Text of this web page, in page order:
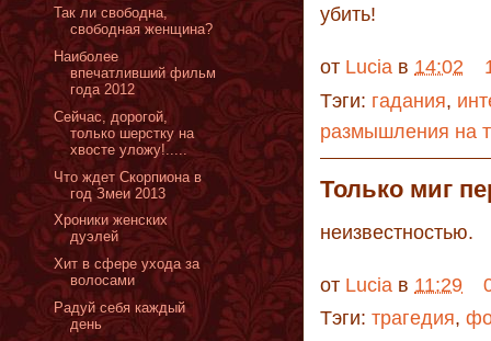
убить!
от Lucia в 14:02
Тэги: гадания,
размышления на
Только миг
неизвестностью.
от Lucia в 11:29
Тэги: трагедия,
Так ли свободна,
свободная женщина?
Наиболее
впечатливший фильм
года 2012
Сейчас, дорогой,
только шерстку на
хвосте уложу!.....
Что ждет Cкорпиона в
год Змеи 2013
Xроники женских
дуэлей
Хит в сфере ухода за
волосами
Радуй себя каждый
день